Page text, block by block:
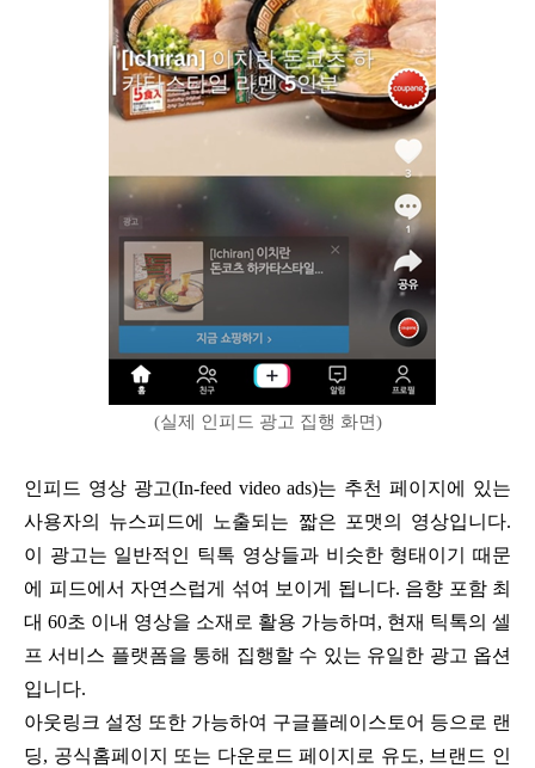
(실제 인피드 광고 집행 화면)
인피드 영상 광고(In-feed video ads)는 추천 페이지에 있는
사용자의 뉴스피드에 노출되는 짧은 포맷의 영상입니다.
이 광고는 일반적인 틱톡 영상들과 비슷한 형태이기 때문
에 피드에서 자연스럽게 섞여 보이게 됩니다. 음향 포함 최
대 60초 이내 영상을 소재로 활용 가능하며, 현재 틱톡의 셀
프 서비스 플랫폼을 통해 집행할 수 있는 유일한 광고 옵션
입니다.
아웃링크 설정 또한 가능하여 구글플레이스토어 등으로 랜
딩, 공식홈페이지 또는 다운로드 페이지로 유도, 브랜드 인